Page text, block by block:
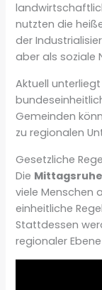
nutzten die
der
aber als soziale
Aktuell
Gemeinden
zu regionalen
Gesetzliche
Die
viele Menschen
einheitliche
Stattdessen
regionaler